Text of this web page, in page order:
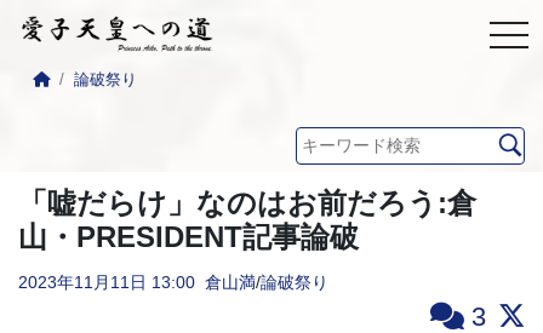
論破祭り
「嘘だらけ」なのはお前だろう:倉
山・PRESIDENT記事論破
2023年11月11日 13:00 倉山満/論破祭り
3